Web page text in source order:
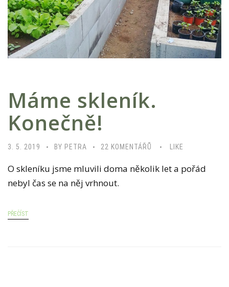
Máme skleník.
Konečně!
3. 5. 2019 BY PETRA 22 KOMENTÁŘŮ
E
LIKE
O skleníku jsme mluvili doma několik let a pořád
nebyl čas se na něj vrhnout.
PŘEČÍST